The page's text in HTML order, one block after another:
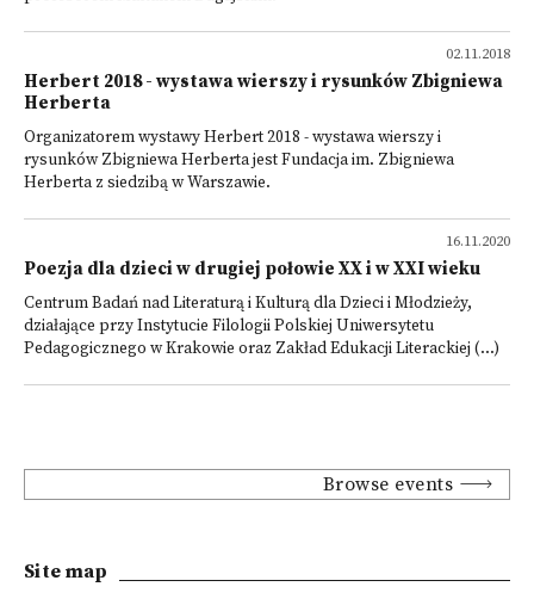
02.11.2018
Herbert 2018 - wystawa wierszy i rysunków Zbigniewa
Herberta
Organizatorem wystawy Herbert 2018 - wystawa wierszy i
rysunków Zbigniewa Herberta jest Fundacja im. Zbigniewa
Herberta z siedzibą w Warszawie.
16.11.2020
Poezja dla dzieci w drugiej połowie XX i w XXI wieku
Centrum Badań nad Literaturą i Kulturą dla Dzieci i Młodzieży,
działające przy Instytucie Filologii Polskiej Uniwersytetu
Pedagogicznego w Krakowie oraz Zakład Edukacji Literackiej (...)
Browse events
Site map